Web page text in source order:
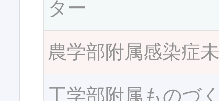
ター
農学部附属感染症
工学部附属ものづ